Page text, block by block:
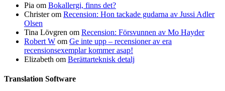
Pia om Bokallergi, finns det?
Christerom Recension: Hon tackade gudarna av Jussi Adler
Olsen
Tina Lövgren om Recension: Försvunnen av Mo Hayder
Robert W om Ge inte upp – recensioner av era
recensionsexemplar kommer asap!
Elizabeth om Berättarteknisk detalj
Translation Software